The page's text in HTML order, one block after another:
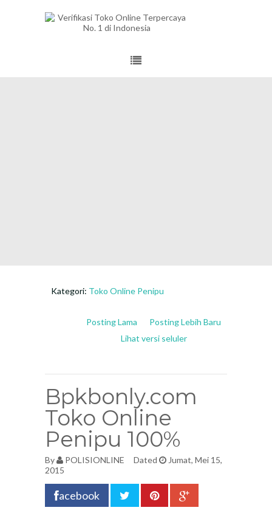
Kategori: Toko Online Penipu
Posting Lebih Baru
Posting Lama
Lihat versi seluler
Bpkbonly.com
Toko Online
Penipu 100%
By POLISIONLINE Dated
Jumat, Mei 15,
2015
acebook